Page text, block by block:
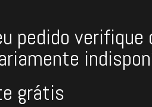
pedido
grátis